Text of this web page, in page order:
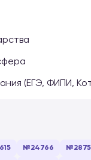
(ЕГЭ, ФИПИ,
№24766